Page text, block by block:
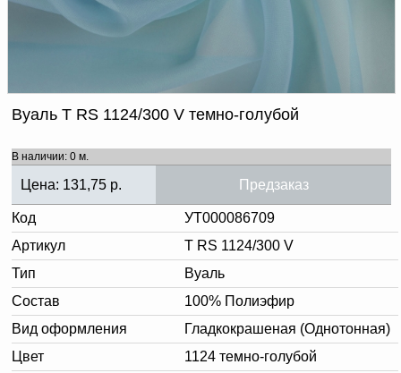
Доверенность на
получение груза
Вопросы и ответы
Новости | Статьи
Вуаль T RS 1124/300 V темно-голубой
В наличии: 0 м.
Цена: 131,75 р. Предзаказ
Код
УТ000086709
Артикул
T RS 1124/300 V
Тип
Вуаль
Состав
100% Полиэфир
Вид оформления
Гладкокрашеная (Однотонная)
Цвет
1124 темно-голубой
корзину